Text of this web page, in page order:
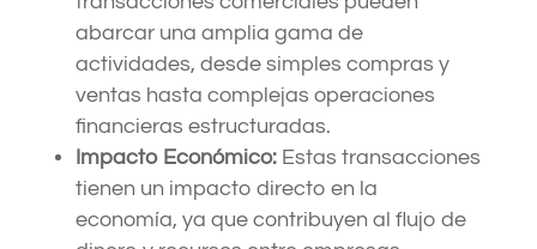
abarcar una amplia gama de
actividades, desde simples compras y
ventas hasta complejas operaciones
financieras estructuradas.
Impacto Económico:Estas transacciones
tienen un impacto directo en la
economía, ya que contribuyen al flujo de